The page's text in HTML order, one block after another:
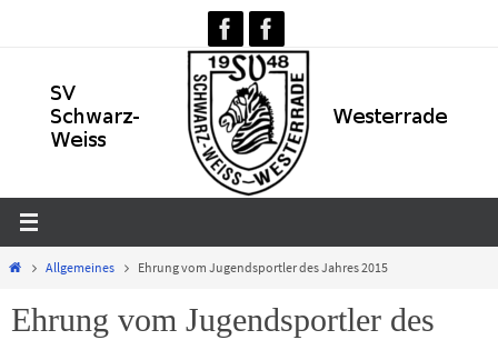
HomeAllgemeines Ehrung vom Jugendsportler des Jahres 2015
Ehrung vom Jugendsportler des